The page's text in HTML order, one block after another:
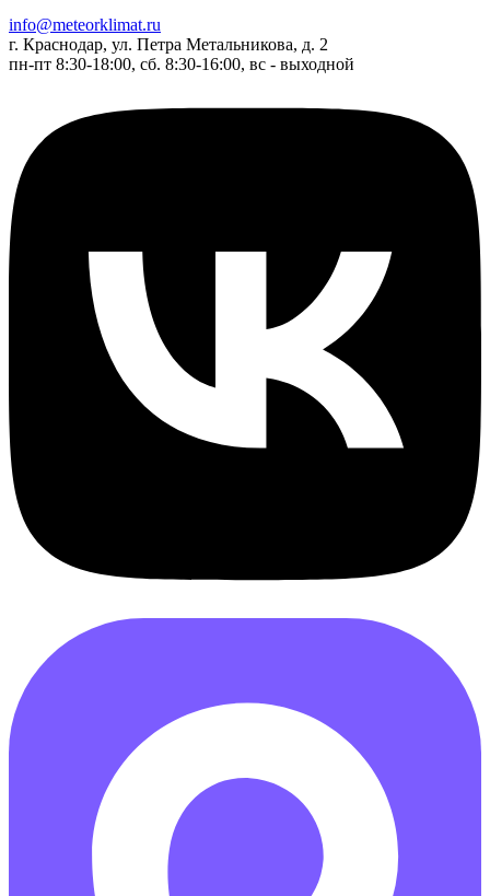
info@meteorklimat.ru
г. Краснодар, ул. Петра Метальникова, д. 2
пн-пт 8:30-18:00, сб. 8:30-16:00, вс - выходной